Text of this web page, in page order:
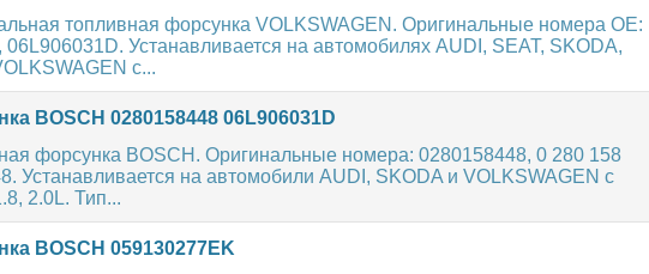
топливная форсунка VOLKSWAGEN. Оригинальные номера OE:
06L906031D. Устанавливается на автомобилях AUDI, SEAT, SKODA,
с...
BOSCH 0280158448 06L906031D
форсунка BOSCH. Оригинальные номера: 0280158448, 0 280 158
Устанавливается на автомобили AUDI, SKODA и VOLKSWAGEN с
2.0L. Тип...
BOSCH 059130277EK